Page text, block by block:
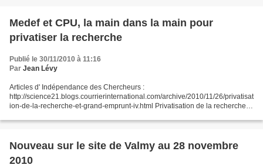
Medef et CPU, la main dans la main pour
privatiser la recherche
Publié le 30/11/2010 à 11:16
Par Jean Lévy
Articles d' Indépendance des Chercheurs :
http://science21.blogs.courrierinternational.com/archive/2010/11/26/privatisat
ion-de-la-recherche-et-grand-emprunt-iv.html Privatisation de la recherche et
Nouveau sur le site de Valmy au 28 novembre
2010